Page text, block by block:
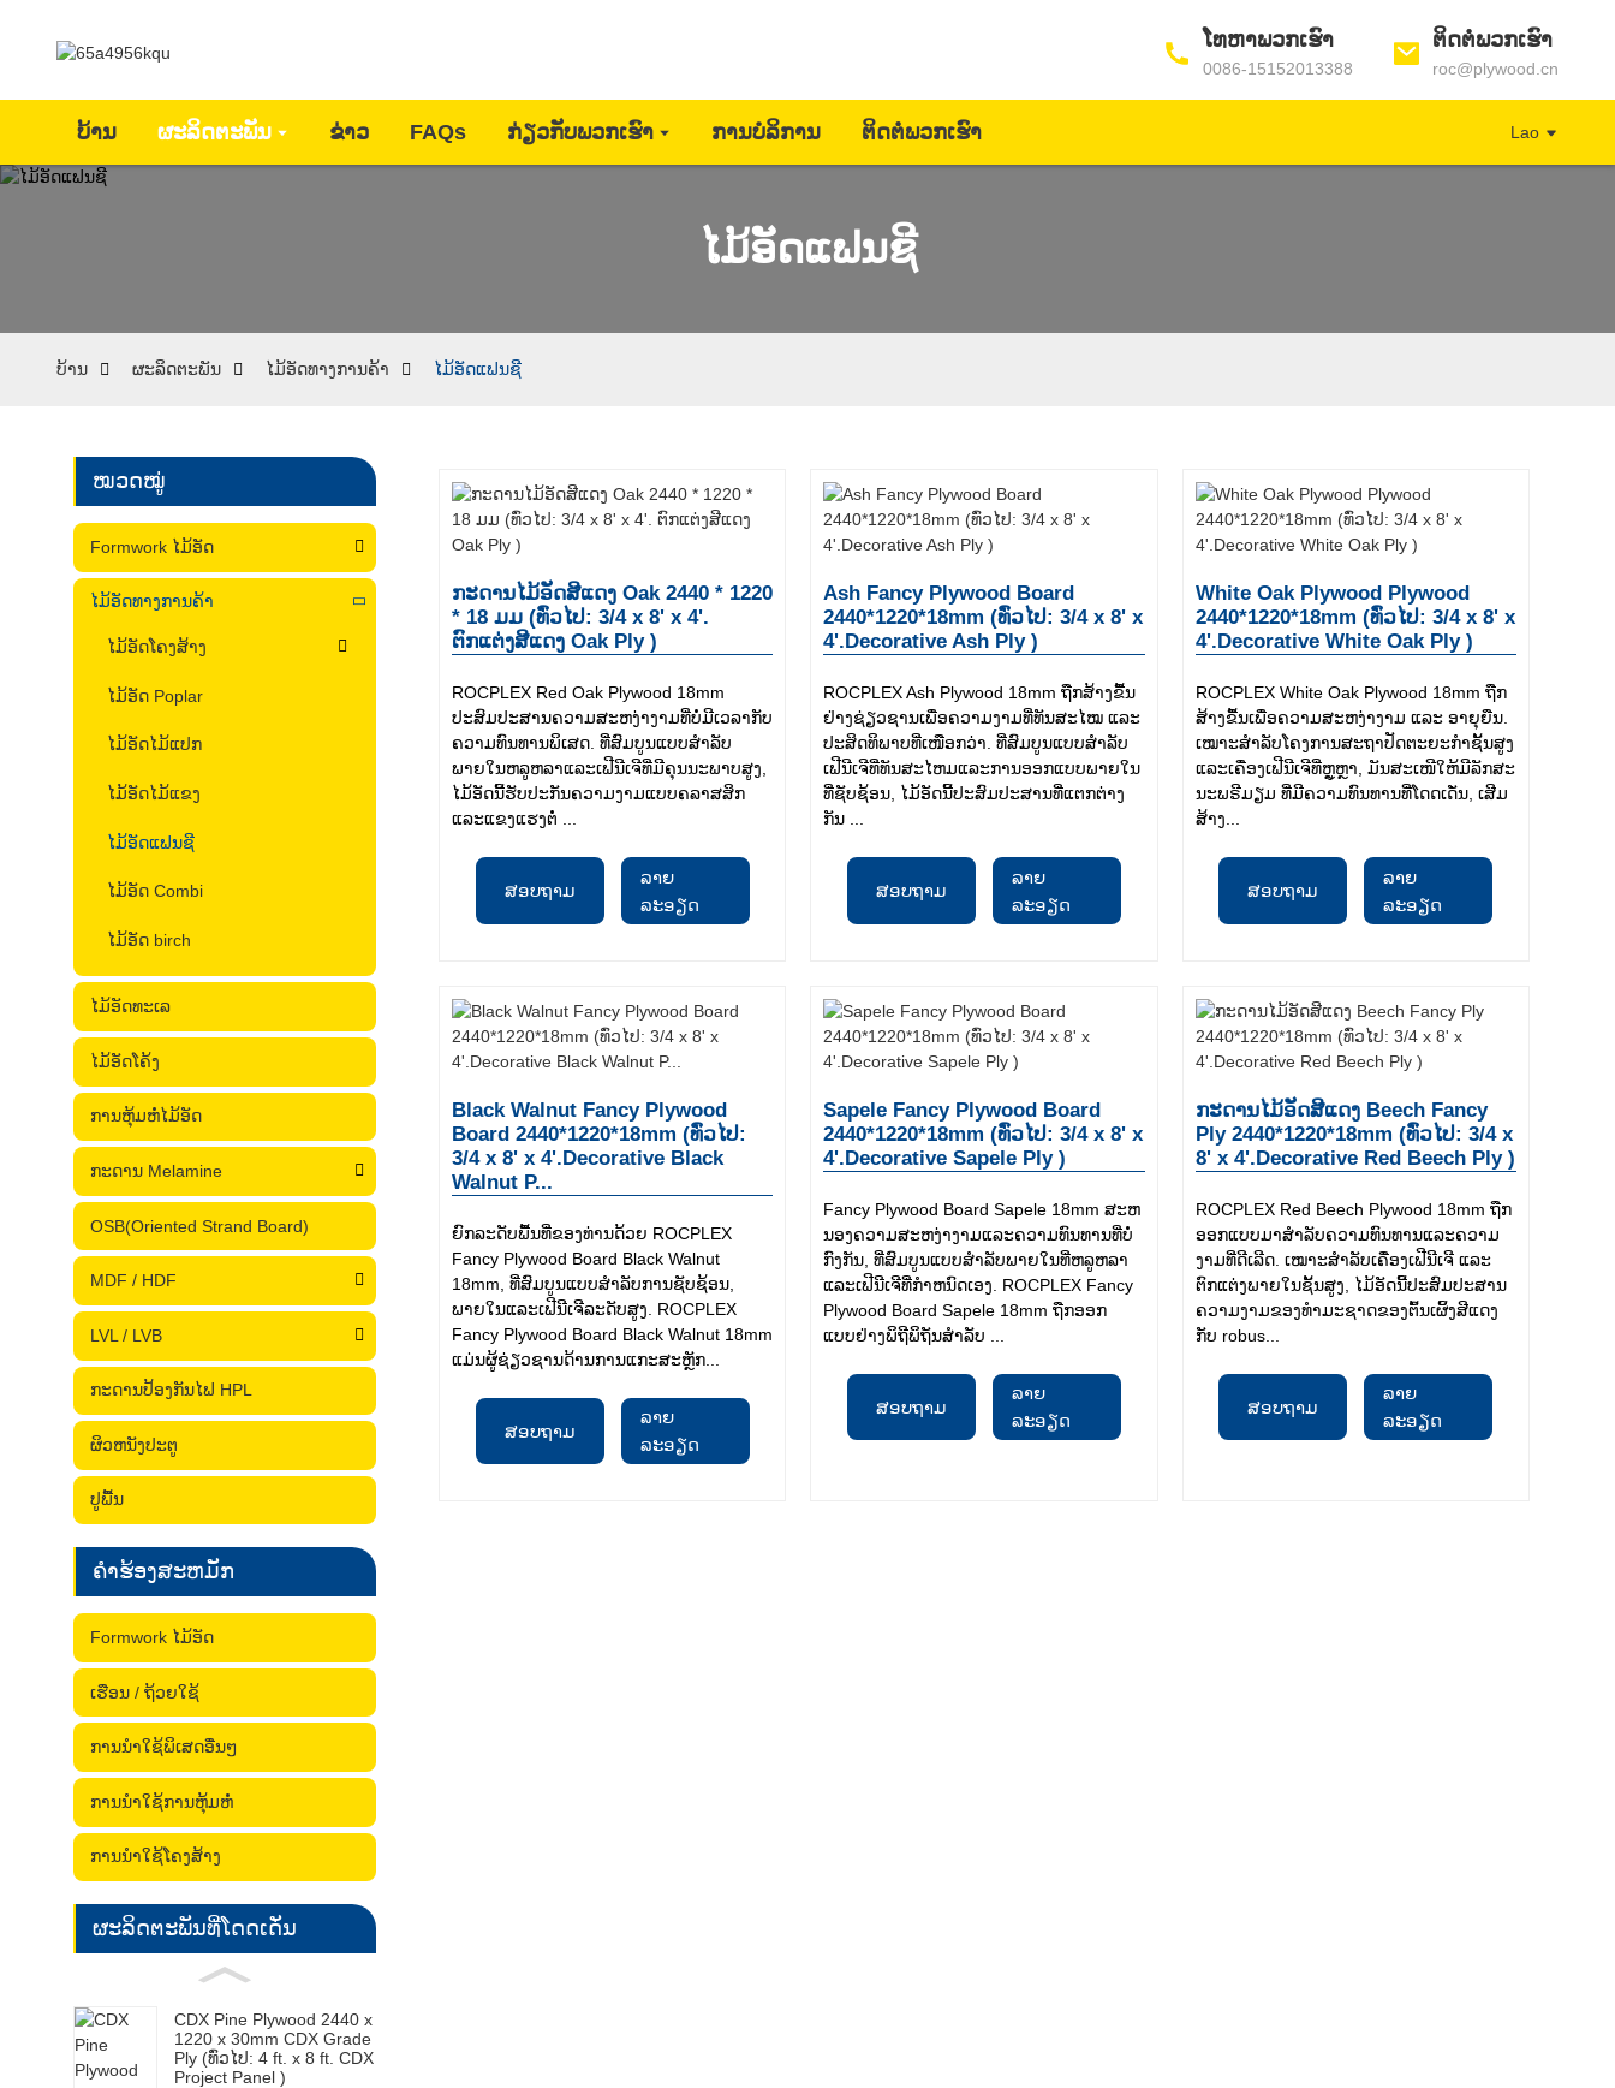
ໂທຫາພວກເຮົາ
0086-15152013388
ຕິດຕໍ່ພວກເຮົາ
roc@plywood.cn
ບ້ານ ຜະລິດຕະພັນ ຂ່າວ FAQs ກ່ຽວກັບພວກເຮົາ ການບໍລິການ ຕິດຕໍ່ພວກເຮົາ Lao
ໄມ້ອັດແຟນຊີ
ບ້ານ ຜະລິດຕະພັນ ໄມ້ອັດທາງການຄ້າ ໄມ້ອັດແຟນຊີ
ໝວດໝູ່
Formwork ໄມ້ອັດ
ໄມ້ອັດທາງການຄ້າ
ໄມ້ອັດໂຄງສ້າງ
ໄມ້ອັດ Poplar
ໄມ້ອັດໄມ້ແປກ
ໄມ້ອັດໄມ້ແຂງ
ໄມ້ອັດແຟນຊີ
ໄມ້ອັດ Combi
ໄມ້ອັດ birch
ໄມ້ອັດທະເລ
ໄມ້ອັດໂຄ້ງ
ການຫຸ້ມຫໍ່ໄມ້ອັດ
ກະດານ Melamine
OSB(Oriented Strand Board)
MDF / HDF
LVL / LVB
ກະດານປ້ອງກັນໄຟ HPL
ຜິວຫນັງປະຕູ
ປູພື້ນ
ຄໍາຮ້ອງສະຫມັກ
Formwork ໄມ້ອັດ
ເຮືອນ / ຖ້ວຍໃຊ້
ການນໍາໃຊ້ພິເສດອື່ນໆ
ການນໍາໃຊ້ການຫຸ້ມຫໍ່
ການນໍາໃຊ້ໂຄງສ້າງ
ຜະລິດຕະພັນທີ່ໂດດເດັ່ນ
CDX Pine Plywood 2440 x
1220 x 30mm CDX Grade
Ply (ທົ່ວໄປ: 4 ft. x 8 ft. CDX
Project Panel )
ກະດານໄມ້ອັດສີແດງ Oak 2440 * 1220
* 18 ມມ (ທົ່ວໄປ: 3/4 x 8' x 4'.
ຕົກແຕ່ງສີແດງ Oak Ply )
ROCPLEX Red Oak Plywood 18mm
ປະສົມປະສານຄວາມສະຫງ່າງາມທີ່ບໍ່ມີເວລາກັບ
ຄວາມທົນທານພິເສດ. ທີ່ສົມບູນແບບສໍາລັບ
ພາຍໃນຫລູຫລາແລະເຟີນີເຈີທີ່ມີຄຸນນະພາບສູງ,
ໄມ້ອັດນີ້ຮັບປະກັນຄວາມງາມແບບຄລາສສິກ
ແລະແຂງແຮງຕໍ່ ...
ສອບຖາມ
ລາຍ
ລະອຽດ
Ash Fancy Plywood Board
2440*1220*18mm (ທົ່ວໄປ: 3/4 x 8' x
4'.Decorative Ash Ply )
ROCPLEX Ash Plywood 18mm ຖືກສ້າງຂື້ນ
ຢ່າງຊ່ຽວຊານເພື່ອຄວາມງາມທີ່ທັນສະໄໝ ແລະ
ປະສິດທິພາບທີ່ເໜືອກວ່າ. ທີ່ສົມບູນແບບສໍາລັບ
ເຟີນີເຈີທີ່ທັນສະໄຫມແລະການອອກແບບພາຍໃນ
ທີ່ຊັບຊ້ອນ, ໄມ້ອັດນີ້ປະສົມປະສານທີ່ແຕກຕ່າງ
ກັນ ...
ສອບຖາມ
ລາຍ
ລະອຽດ
White Oak Plywood Plywood
2440*1220*18mm (ທົ່ວໄປ: 3/4 x 8' x
4'.Decorative White Oak Ply )
ROCPLEX White Oak Plywood 18mm ຖືກ
ສ້າງຂື້ນເພື່ອຄວາມສະຫງ່າງາມ ແລະ ອາຍຸຍືນ.
ເໝາະສຳລັບໂຄງການສະຖາປັດຕະຍະກຳຊັ້ນສູງ
ແລະເຄື່ອງເຟີນີເຈີທີ່ຫຼູຫຼາ, ມັນສະເໜີໃຫ້ມີລັກສະ
ນະພຣີມຽມ ທີ່ມີຄວາມທົນທານທີ່ໂດດເດັ່ນ, ເສີມ
ສ້າງ...
ສອບຖາມ
ລາຍ
ລະອຽດ
Black Walnut Fancy Plywood
Board 2440*1220*18mm (ທົ່ວໄປ:
3/4 x 8' x 4'.Decorative Black
Walnut P...
ຍົກລະດັບພື້ນທີ່ຂອງທ່ານດ້ວຍ ROCPLEX
Fancy Plywood Board Black Walnut
18mm, ທີ່ສົມບູນແບບສໍາລັບການຊັບຊ້ອນ,
ພາຍໃນແລະເຟີນີເຈີລະດັບສູງ. ROCPLEX
Fancy Plywood Board Black Walnut 18mm
ແມ່ນຜູ້ຊ່ຽວຊານດ້ານການແກະສະຫຼັກ...
ສອບຖາມ
ລາຍ
ລະອຽດ
Sapele Fancy Plywood Board
2440*1220*18mm (ທົ່ວໄປ: 3/4 x 8' x
4'.Decorative Sapele Ply )
Fancy Plywood Board Sapele 18mm ສະຫ
ນອງຄວາມສະຫງ່າງາມແລະຄວາມທົນທານທີ່ບໍ່
ກົງກັນ, ທີ່ສົມບູນແບບສໍາລັບພາຍໃນທີ່ຫລູຫລາ
ແລະເຟີນີເຈີທີ່ກໍາຫນົດເອງ. ROCPLEX Fancy
Plywood Board Sapele 18mm ຖືກອອກ
ແບບຢ່າງພິຖີພິຖັນສໍາລັບ ...
ສອບຖາມ
ລາຍ
ລະອຽດ
ກະດານໄມ້ອັດສີແດງ Beech Fancy
Ply 2440*1220*18mm (ທົ່ວໄປ: 3/4 x
8' x 4'.Decorative Red Beech Ply )
ROCPLEX Red Beech Plywood 18mm ຖືກ
ອອກແບບມາສໍາລັບຄວາມທົນທານແລະຄວາມ
ງາມທີ່ດີເລີດ. ເໝາະສຳລັບເຄື່ອງເຟີນີເຈີ ແລະ
ຕົກແຕ່ງພາຍໃນຊັ້ນສູງ, ໄມ້ອັດນີ້ປະສົມປະສານ
ຄວາມງາມຂອງທຳມະຊາດຂອງຕົ້ນເຜິ້ງສີແດງ
ກັບ robus...
ສອບຖາມ
ລາຍ
ລະອຽດ